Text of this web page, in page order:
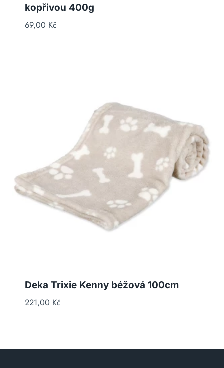
kopřivou 400g
69,00 Kč
Deka Trixie Kenny béžová 100cm
221,00 Kč